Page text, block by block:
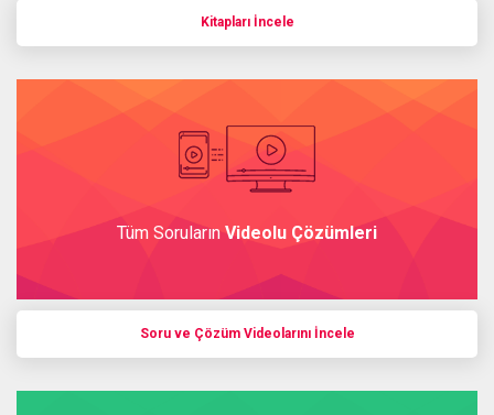
Kitapları İncele
Tüm Soruların Videolu Çözümleri
Soru ve Çözüm Videolarını İncele